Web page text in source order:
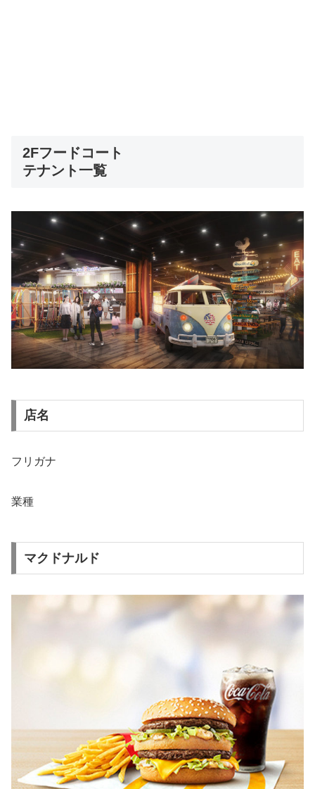
2Fフードコート
テナント一覧
店名
フリガナ
業種
マクドナルド